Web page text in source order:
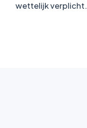
wettelijk verplicht.